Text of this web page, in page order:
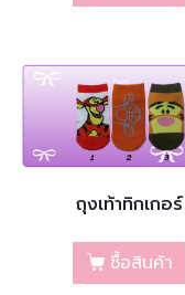
ถุงเท้าทิกเกอร์
ซื้อสินค้า